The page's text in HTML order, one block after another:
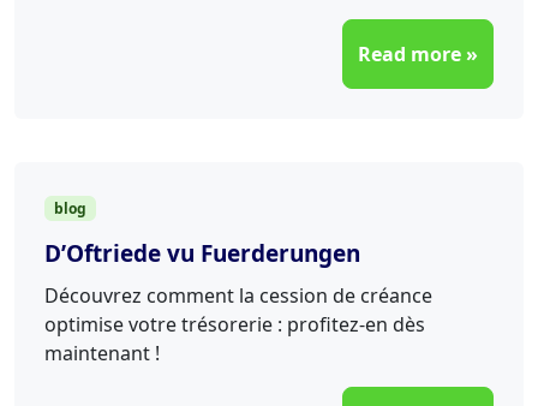
Read more »
blog
D’Oftriede vu Fuerderungen
Découvrez comment la cession de créance
optimise votre trésorerie : profitez-en dès
maintenant !